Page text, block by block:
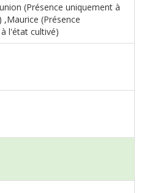
(Présence uniquement à
(Présence
l'état cultivé)